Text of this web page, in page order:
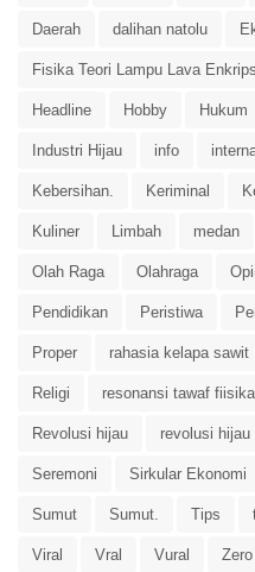
Daerah dalihan natolu
Fisika Teori Lampu Lava
Headline Hobby Hukum
Industri Hijau info
Kebersihan. Keriminal
Kuliner Limbah medan
Olah Raga Olahraga
Pendidikan Peristiwa
Proper rahasia kelapa sawit
Religi resonansi tawaf
Revolusi hijau revolusi hijau
Seremoni Sirkular Ekonomi
Sumut Sumut. Tips
Viral Vral Vural